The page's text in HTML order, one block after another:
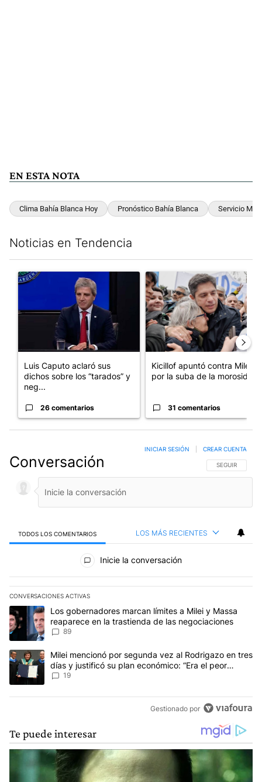
EN ESTA NOTA
Clima Bahía Blanca Hoy Pronóstico Bahía Blanca Servicio
Noticias en Tendencia
Un artículo de tendencia con el título "Luis Caputo aclaró sus
Luis Caputo aclaró sus
dichos sobre los “tarados” y
neg...
26 comentarios
Un artículo de tendencia con
Kicillof apuntó contra Milei
por la suba de la morosida...
31 comentarios
Conversación SIGA ESTA
SEGUIR
INICIAR SESIÓN CREAR CUENTA
TODOS LOS COMENTARIOS LOS MÁS RECIENTES
Todos los comentarios
Inicie la conversación
CONVERSACIONES ACTIVAS
Este listado muestra los artículos con más comentarios en los
Un artículo de tendencia con el título "Los gobernadores
Los gobernadores marcan límites a Milei y Massa
reaparece en la trastienda de las negociaciones
89
Un artículo de tendencia con el título "Milei mencionó por
Milei mencionó por segunda vez al Rodrigazo en tres
días y justificó su plan económico: “Era el peor
escenario posible”
19
Gestionado por